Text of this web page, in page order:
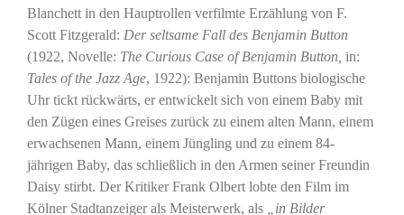
Blanchett in den Hauptrollen verfilmte Erzählung von F.
Scott Fitzgerald: Der seltsame Fall des Benjamin Button
(1922, Novelle: The Curious Case of Benjamin Button, in:
Tales of the Jazz Age, 1922): Benjamin Buttons biologische
Uhr tickt rückwärts, er entwickelt sich von einem Baby mit
den Zügen eines Greises zurück zu einem alten Mann, einem
erwachsenen Mann, einem Jüngling und zu einem 84-
jährigen Baby, das schließlich in den Armen seiner Freundin
Daisy stirbt. Der Kritiker Frank Olbert lobte den Film im
Kölner Stadtanzeiger als Meisterwerk, als
„in Bilder